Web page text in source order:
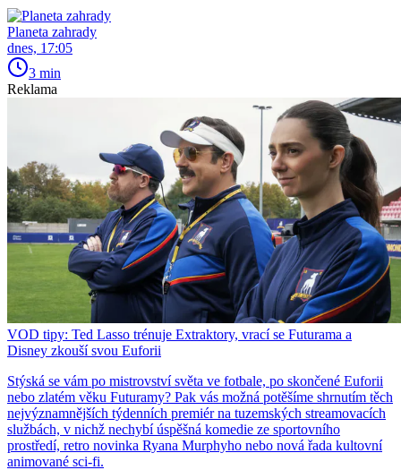
Planeta zahrady
dnes, 17:05
3 min
Reklama
VOD tipy: Ted Lasso trénuje Extraktory, vrací se Futurama a
Disney zkouší svou Euforii
Stýská se vám po mistrovství světa ve fotbale, po skončené Euforii
nebo zlatém věku Futuramy? Pak vás možná potěšíme shrnutím těch
nejvýznamnějších týdenních premiér na tuzemských streamovacích
službách, v nichž nechybí úspěšná komedie ze sportovního
prostředí, retro novinka Ryana Murphyho nebo nová řada kultovní
animované sci-fi.